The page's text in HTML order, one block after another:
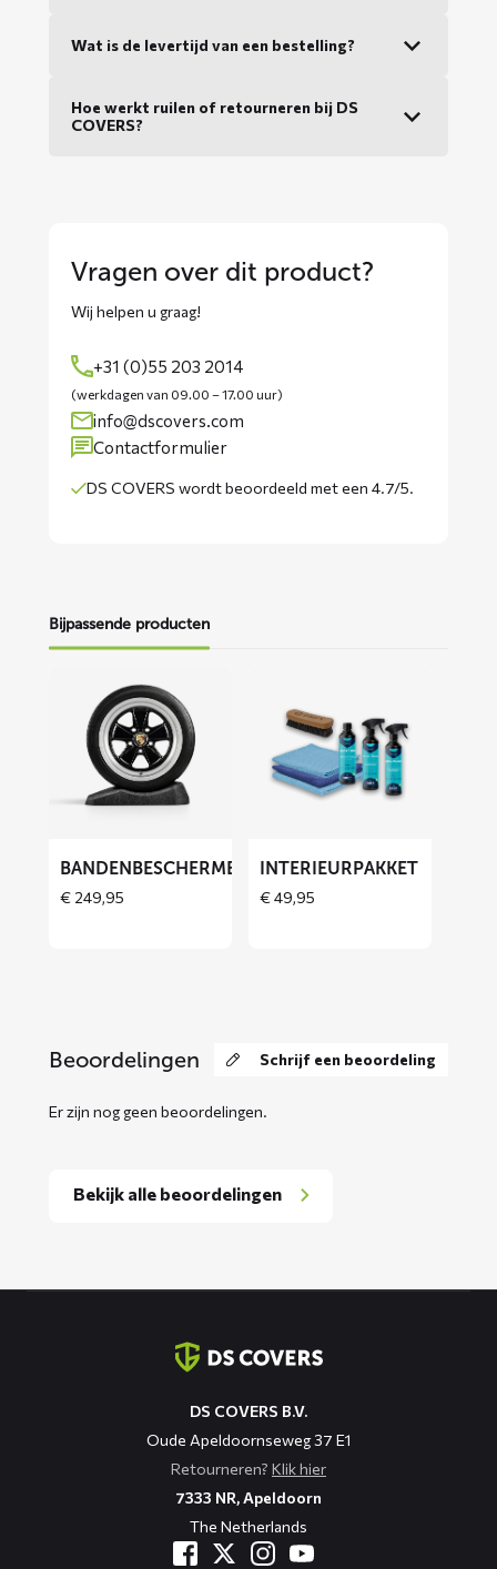
Wat is de levertijd van een bestelling?
Hoe werkt ruilen of retourneren bij DS
COVERS?
Vragen over dit product?
Wij helpen u graag!
+31 (0)55 203 2014
(werkdagen van 09.00 – 17.00 uur)
info@dscovers.com
Contactformulier
DS COVERS wordtbeoordeeld met een 4.7/5.
Bijpassende producten
Bandenbeschermers
BANDENBESCHERMERS
€ 249,95
Interieurpakket
INTERIEURPAKKET
€49,95
Beoordelingen Schrijf een beoordeling
Er zijn nog geen beoordelingen.
Bekijk alle beoordelingen
DS COVERS B.V.
Oude Apeldoornseweg 37 E1
Retourneren? Klik hier
7333 NR, Apeldoorn
The Netherlands